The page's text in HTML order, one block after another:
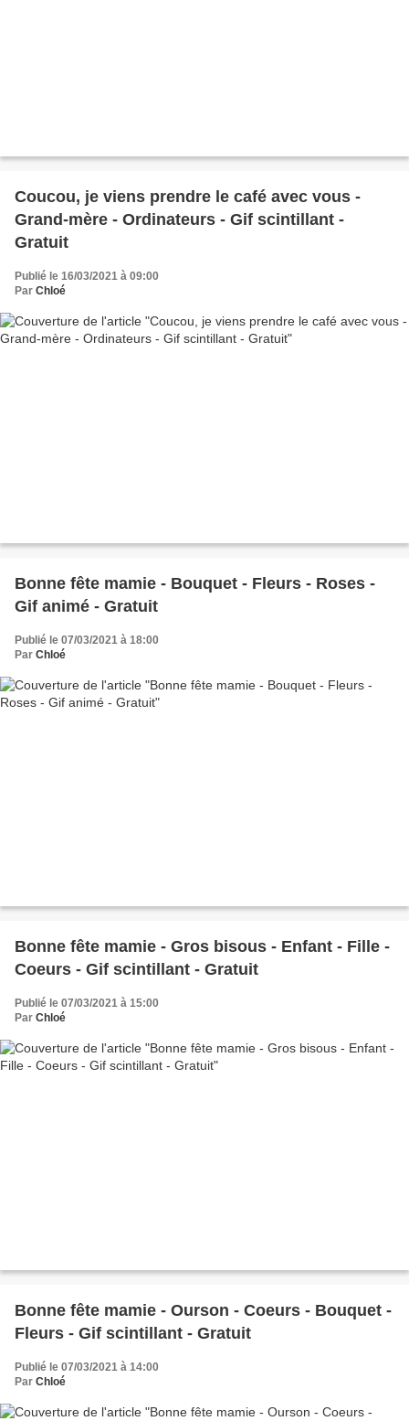
Coucou, je viens prendre le café avec vous -
Grand-mère - Ordinateurs - Gif scintillant -
Gratuit
Publié le 16/03/2021 à 09:00
Par Chloé
Bonne fête mamie - Bouquet - Fleurs - Roses -
Gif animé - Gratuit
Publié le 07/03/2021 à 18:00
Par Chloé
Bonne fête mamie - Gros bisous - Enfant - Fille -
Coeurs - Gif scintillant - Gratuit
Publié le 07/03/2021 à 15:00
Par Chloé
Bonne fête mamie - Ourson - Coeurs - Bouquet -
Fleurs - Gif scintillant - Gratuit
Publié le 07/03/2021 à 14:00
Par Chloé